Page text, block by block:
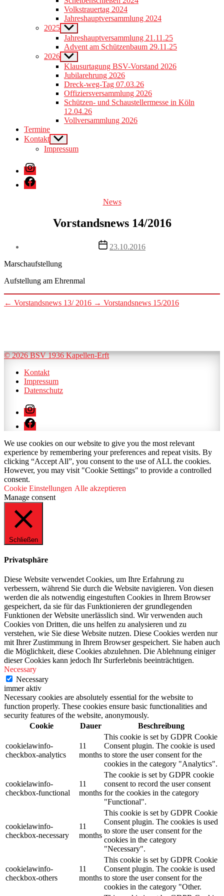
menu
Volkstrauertag 2024
Jahreshauptversammlung 2024
2025 Show
sub
menu
Jahreshauptversammlung 21.11.25
Advent am Schützenbaum 29.11.25
2026 Show
sub
menu
Klausurtagung BSV-Vorstand 2026
Jubilarehrung 2026
Dreck-weg-Tag 07.03.26
Offiziersversammlung 2026
Schützen- und Schaustellermesse in Köln
12.04.26
Vollversammlung 2026
Termine
Kontakt Show
sub
menu
Impressum
Instagram
Facebook
Categories
News
Vorstandsnews 14/2016
Post
date
23.10.2016
Marschaufstellung
Aufstellung am Ehrenmal
← Vorstandsnews 13/ 2016 → Vorstandsnews 15/2016
© 2026 BSV 1936 Kapellen-Erft
Kontakt
Impressum
Datenschutz
Instagram
Facebook
We use cookies on our website to give you the most relevant
experience by remembering your preferences and repeat visits. By
clicking “Accept All”, you consent to the use of ALL the cookies.
However, you may visit "Cookie Settings" to provide a controlled
consent.
Cookie Einstellungen Alle akzeptieren
Manage consent
Schließen
Privatsphäre
Diese Website verwendet Cookies, um Ihre Erfahrung zu
verbessern, während Sie durch die Website navigieren. Von diesen
werden die als notwendig eingestuften Cookies in Ihrem Browser
gespeichert, da sie für das Funktionieren der grundlegenden
Funktionen der Website unerlässlich sind. Wir verwenden auch
Cookies von Dritten, die uns helfen zu analysieren und zu
verstehen, wie Sie diese Website nutzen. Diese Cookies werden nur
mit Ihrer Zustimmung in Ihrem Browser gespeichert. Sie haben auch
die Möglichkeit, diese Cookies abzulehnen. Die Ablehnung einiger
dieser Cookies kann jedoch Ihr Surferlebnis beeinträchtigen.
Necessary
Necessary
immer aktiv
Necessary cookies are absolutely essential for the website to
function properly. These cookies ensure basic functionalities and
security features of the website, anonymously.
Cookie
Dauer Beschreibung
cookielawinfo-
checkbox-analytics
11
months
This cookie is set by GDPR Cookie
Consent plugin. The cookie is used
to store the user consent for the
cookies in the category "Analytics".
cookielawinfo-
checkbox-functional
11
months
The cookie is set by GDPR cookie
consent to record the user consent
for the cookies in the category
"Functional".
cookielawinfo-
checkbox-necessary
11
months
This cookie is set by GDPR Cookie
Consent plugin. The cookies is used
to store the user consent for the
cookies in the category
"Necessary".
cookielawinfo-
checkbox-others
11
months
This cookie is set by GDPR Cookie
Consent plugin. The cookie is used
to store the user consent for the
cookies in the category "Other.